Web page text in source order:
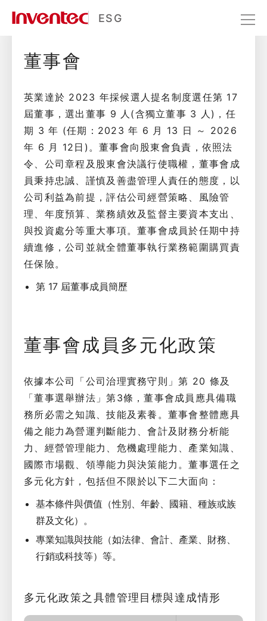
ESG
董事會運作
公司治理
董事會
英業達於 2023 年採候選人提名制度選任第 17
屆董事，選出董事 9 人(含獨立董事 3 人)，任
期 3 年 (任期：2023 年 6 月 13 日 ～ 2026
年 6 月 12日)。董事會向股東會負責，依照法
令、公司章程及股東會決議行使職權，董事會成
員秉持忠誠、謹慎及善盡管理人責任的態度，以
公司利益為前提，評估公司經營策略、風險管
理、年度預算、業務績效及監督主要資本支出、
與投資處分等重大事項。董事會成員於任期中持
續進修，公司並就全體董事執行業務範圍購買責
任保險。
第 17 屆董事成員簡歷
董事會成員多元化政策
依據本公司「公司治理實務守則」第 20 條及
「董事選舉辦法」第3條，董事會成員應具備職
務所必需之知識、技能及素養。董事會整體應具
備之能力為營運判斷能力、會計及財務分析能
力、經營管理能力、危機處理能力、產業知識、
國際市場觀、領導能力與決策能力。董事選任之
多元化方針，包括但不限於以下二大面向：
基本條件與價值（性別、年齡、國籍、種族或族
群及文化） 。
專業知識與技能（如法律、會計、產業、財務、
行銷或科技等）等。
多元化政策之具體管理目標與達成情形